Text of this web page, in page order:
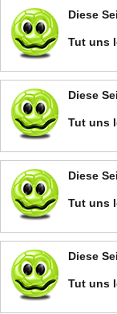
Diese
Tut uns
Diese
Tut uns
Diese
Tut uns
Diese
Tut uns